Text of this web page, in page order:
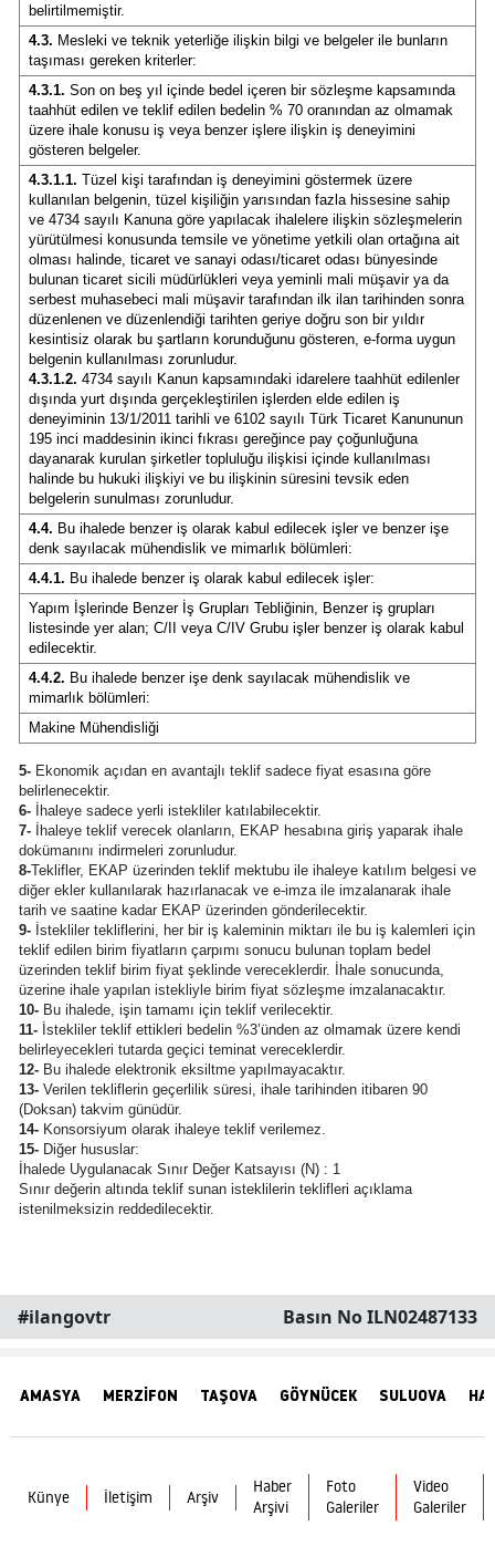
belirtilmemiştir.
4.3. Mesleki ve teknik yeterliğe ilişkin bilgi ve belgeler ile bunların
taşıması gereken kriterler:
4.3.1. Son on beş yıl içinde bedel içeren bir sözleşme kapsamında
taahhüt edilen ve teklif edilen bedelin % 70 oranından az olmamak
üzere ihale konusu iş veya benzer işlere ilişkin iş deneyimini
gösteren belgeler.
4.3.1.1. Tüzel kişi tarafından iş deneyimini göstermek üzere
kullanılan belgenin, tüzel kişiliğin yarısından fazla hissesine sahip
ve 4734 sayılı Kanuna göre yapılacak ihalelere ilişkin sözleşmelerin
yürütülmesi konusunda temsile ve yönetime yetkili olan ortağına ait
olması halinde, ticaret ve sanayi odası/ticaret odası bünyesinde
bulunan ticaret sicili müdürlükleri veya yeminli mali müşavir ya da
serbest muhasebeci mali müşavir tarafından ilk ilan tarihinden sonra
düzenlenen ve düzenlendiği tarihten geriye doğru son bir yıldır
kesintisiz olarak bu şartların korunduğunu gösteren, e-forma uygun
belgenin kullanılması zorunludur.
4.3.1.2. 4734 sayılı Kanun kapsamındaki idarelere taahhüt edilenler
dışında yurt dışında gerçekleştirilen işlerden elde edilen iş
deneyiminin 13/1/2011 tarihli ve 6102 sayılı Türk Ticaret Kanununun
195 inci maddesinin ikinci fıkrası gereğince pay çoğunluğuna
dayanarak kurulan şirketler topluluğu ilişkisi içinde kullanılması
halinde bu hukuki ilişkiyi ve bu ilişkinin süresini tevsik eden
belgelerin sunulması zorunludur.
4.4. Bu ihalede benzer iş olarak kabul edilecek işler ve benzer işe
denk sayılacak mühendislik ve mimarlık bölümleri:
4.4.1. Bu ihalede benzer iş olarak kabul edilecek işler:
Yapım İşlerinde Benzer İş Grupları Tebliğinin, Benzer iş grupları
listesinde yer alan; C/II veya C/IV Grubu işler benzer iş olarak kabul
edilecektir.
4.4.2. Bu ihalede benzer işe denk sayılacak mühendislik ve
mimarlık bölümleri:
Makine Mühendisliği
5- Ekonomik açıdan en avantajlı teklif sadece fiyat esasına göre
belirlenecektir.
6- İhaleye sadece yerli istekliler katılabilecektir.
7-
İhaleye teklif verecek olanların, EKAP hesabına giriş yaparak ihale
dokümanını indirmeleri zorunludur.
8-Teklifler, EKAP üzerinden teklif mektubu ile ihaleye katılım belgesi ve
diğer ekler kullanılarak hazırlanacak ve e-imza ile imzalanarak ihale
tarih ve saatine kadar EKAP üzerinden gönderilecektir.
9- İstekliler tekliflerini, her bir iş kaleminin miktarı ile bu iş kalemleri için
teklif edilen birim fiyatların çarpımı sonucu bulunan toplam bedel
üzerinden teklif birim fiyat şeklinde vereceklerdir. İhale sonucunda,
üzerine ihale yapılan istekliyle birim fiyat sözleşme imzalanacaktır.
10- Bu ihalede, işin tamamı için teklif verilecektir.
11- İstekliler teklif ettikleri bedelin %3’ünden az olmamak üzere kendi
belirleyecekleri tutarda geçici teminat vereceklerdir.
12- Bu ihalede elektronik eksiltme yapılmayacaktır.
13- Verilen tekliflerin geçerlilik süresi, ihale tarihinden itibaren 90
(Doksan) takvim günüdür.
14- Konsorsiyum olarak ihaleye teklif verilemez.
15- Diğer hususlar:
İhalede Uygulanacak Sınır Değer Katsayısı (N) : 1
Sınır değerin altında teklif sunan isteklilerin teklifleri açıklama
istenilmeksizin reddedilecektir.
#ilangovtr Basın No ILN02487133
AMASYA MERZİFON TAŞOVA GÖYNÜCEK SULUOVA
Künye İletişim Arşiv
Haber
Arşivi
Foto
Galeriler
Video
Galeriler